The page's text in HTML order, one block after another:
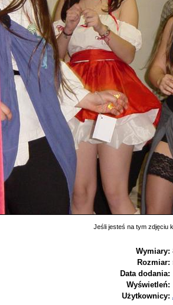
Jeśli jesteś na tym zdjęciu
Wymiary:
Rozmiar:
Data dodania:
Wyświetleń:
Użytkownicy: